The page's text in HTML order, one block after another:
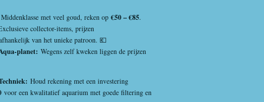
Middenklasse met veel goud, reken op €50 – €85.
collector-items, prijzen
van het unieke patroon. 💶
planet: Wegens zelf kweken liggen de prijzen
Houd rekening met een investering
voor een kwalitatief aquarium met goede filtering en